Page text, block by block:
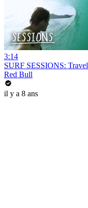
3:14
SURF SESSIONS:
Red Bull
il y a 8 ans